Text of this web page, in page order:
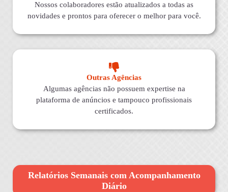
Nossos colaboradores estão atualizados a todas as
novidades e prontos para oferecer o melhor para você.
Outras Agências
Algumas agências não possuem expertise na
plataforma de anúncios e tampouco profissionais
certificados.
Relatórios Semanais com Acompanhamento
Diário